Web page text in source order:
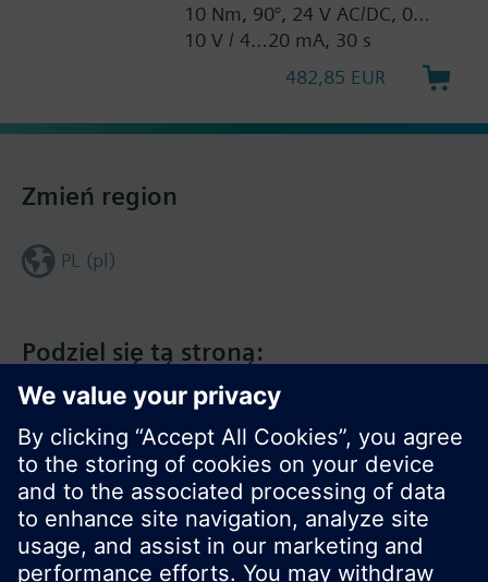
10 Nm, 90°, 24 V AC/DC, 0…
10 V / 4…20 mA, 30 s
482,85 EUR
Podziel się tą stroną:
Zmień region
PL (pl)